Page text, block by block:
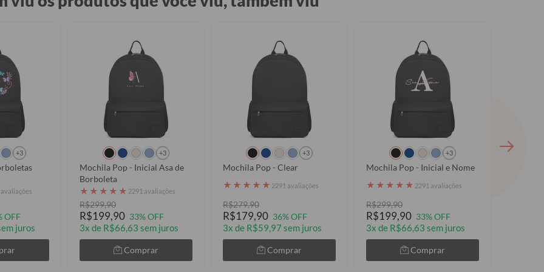
+3
OFF
juros
+3
Mochila Pop - Inicial Asa de
Borboleta
★ ★ ★ ★ ★ 2291 avaliações
R$299,90
R$199,90 33% OFF
3x de R$66,63 sem juros
Comprar
+3
Mochila Pop - Clear
★ ★ ★ ★ ★ 2291 avaliações
R$279,90
R$179,90 36% OFF
3x de R$59,97 sem juros
Comprar
+3
Mochila Pop - Inicial e Nome
★ ★ ★ ★ ★ 2291 avaliações
R$299,90
R$199,90 33% OFF
3x de R$66,63 sem juros
Comprar